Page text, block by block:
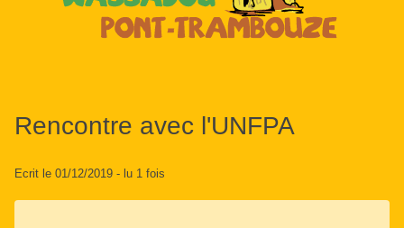
Rencontre avec l'UNFPA
Ecrit le 01/12/2019 - lu 1 fois